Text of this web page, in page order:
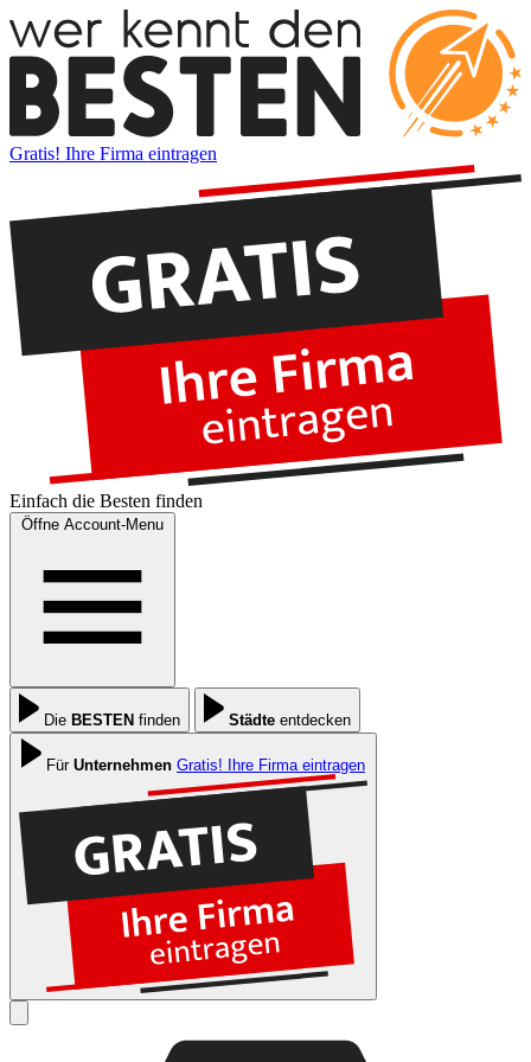
Gratis! Ihre Firma eintragen
Einfach die Besten finden
Öffne Account-Menu
Die BESTEN finden Städte entdecken
Für Unternehmen Gratis! Ihre Firma eintragen